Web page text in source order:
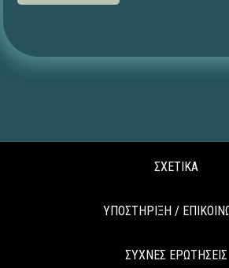
ΣΧΕΤΙΚΑ
ΥΠΟΣΤΗΡΙΞΗ /
ΣΥΧΝΕΣ ΕΡΩΤΗΣΕΙΣ